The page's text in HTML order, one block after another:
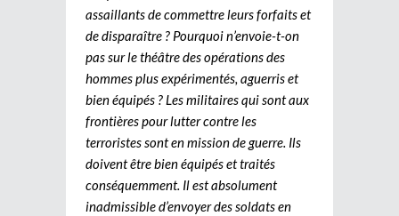
assaillants de commettre leurs forfaits et
de disparaître ? Pourquoi n’envoie-t-on
pas sur le théâtre des opérations des
hommes plus expérimentés, aguerris et
bien équipés ? Les militaires qui sont aux
frontières pour lutter contre les
terroristes sont en mission de guerre. Ils
doivent être bien équipés et traités
conséquemment. Il est absolument
inadmissible d’envoyer des soldats en